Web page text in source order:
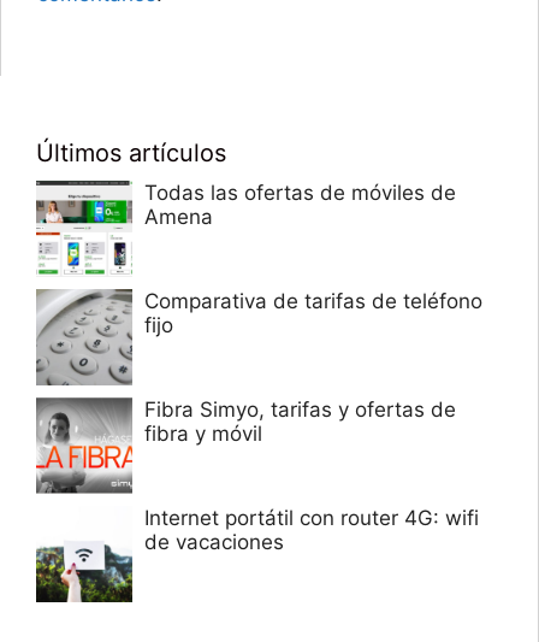
Últimos artículos
Todas las ofertas de móviles de
Amena
Comparativa de tarifas de teléfono
fijo
Fibra Simyo, tarifas y ofertas de
fibra y móvil
Internet portátil con router 4G: wifi
de vacaciones